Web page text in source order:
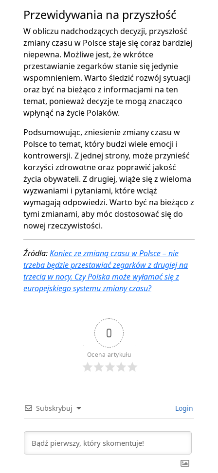
Przewidywania na przyszłość
W obliczu nadchodzących decyzji, przyszłość
zmiany czasu w Polsce staje się coraz bardziej
niepewna. Możliwe jest, że wkrótce
przestawianie zegarków stanie się jedynie
wspomnieniem. Warto śledzić rozwój sytuacji
oraz być na bieżąco z informacjami na ten
temat, ponieważ decyzje te mogą znacząco
wpłynąć na życie Polaków.
Podsumowując, zniesienie zmiany czasu w
Polsce to temat, który budzi wiele emocji i
kontrowersji. Z jednej strony, może przynieść
korzyści zdrowotne oraz poprawić jakość
życia obywateli. Z drugiej, wiąże się z wieloma
wyzwaniami i pytaniami, które wciąż
wymagają odpowiedzi. Warto być na bieżąco z
tymi zmianami, aby móc dostosować się do
nowej rzeczywistości.
Źródła:Koniec ze zmianą czasu w Polsce – nie
trzeba będzie przestawiać zegarków z drugiej na
trzecią w nocy. Czy Polska może wyłamać się z
europejskiego systemu zmiany czasu?
0
Ocena artykułu
Subskrybuj Login